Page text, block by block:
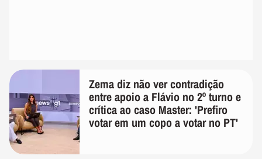
Zema diz não ver contradição
entre apoio a Flávio no 2º turno e
crítica ao caso Master: 'Prefiro
votar em um copo a votar no PT'